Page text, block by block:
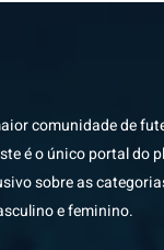
comunidade de
é o único portal do
sobre as
e feminino.